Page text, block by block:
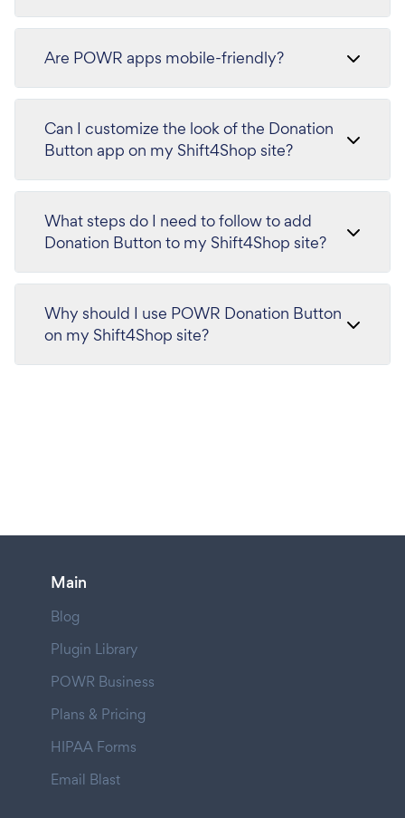
Are POWR apps mobile-friendly?
Can I customize the look of the Donation
Button app on my Shift4Shop site?
What steps do I need to follow to add
Donation Button to my Shift4Shop site?
Why should I use POWR Donation Button
on my Shift4Shop site?
Main
Blog
Plugin Library
POWR Business
Plans & Pricing
HIPAA Forms
Email Blast